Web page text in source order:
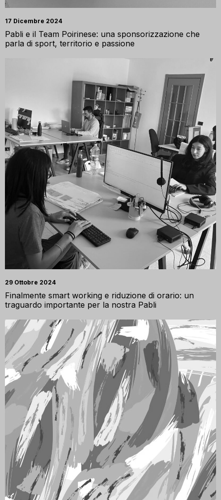
17 Dicembre 2024
Pabli e il Team Poirinese: una sponsorizzazione che
parla di sport, territorio e passione
29 Ottobre 2024
Finalmente smart working e riduzione di orario: un
traguardo importante per la nostra Pabli